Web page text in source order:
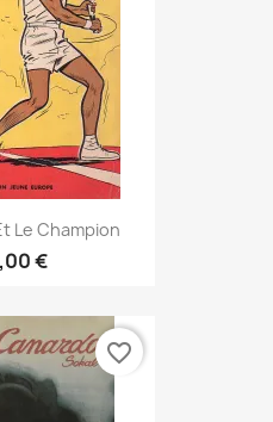
Le Champion
€
favorite_border